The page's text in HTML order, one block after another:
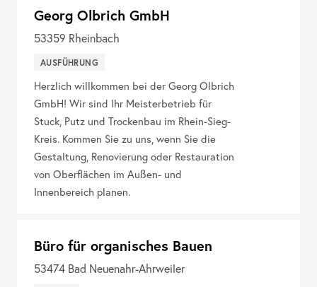
Georg Olbrich GmbH
53359 Rheinbach
AUSFÜHRUNG
Herzlich willkommen bei der Georg Olbrich
GmbH! Wir sind Ihr Meisterbetrieb für
Stuck, Putz und Trockenbau im Rhein-Sieg-
Kreis. Kommen Sie zu uns, wenn Sie die
Gestaltung, Renovierung oder Restauration
von Oberflächen im Außen- und
Innenbereich planen.
Büro für organisches Bauen
53474 Bad Neuenahr-Ahrweiler